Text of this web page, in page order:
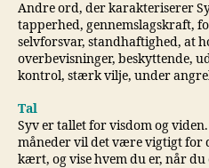
Andre ord, der karakteriserer
tapperhed, gennemslagskraft,
selvforsvar, standhaftighed, at
overbevisninger, beskyttende,
kontrol, stærk vilje, under
Tal
Syv er tallet for visdom og
måneder vil det være vigtigt for
kært, og vise hvem du er, når